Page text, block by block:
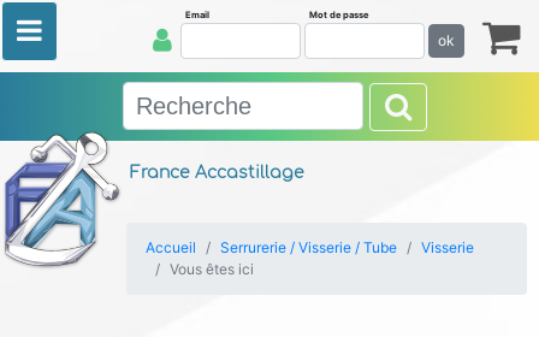
France Accastillage
Email Mot de passe
ok
Accueil Serrurerie / Visserie / Tube
Visserie
Vous êtes ici